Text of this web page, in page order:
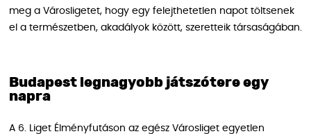
meg a Városligetet, hogy egy felejthetetlen napot töltsenek
el a természetben, akadályok között, szeretteik társaságában.
Budapest legnagyobb játszótere egy
napra
A 6. Liget Élményfutáson az egész Városliget egyetlen